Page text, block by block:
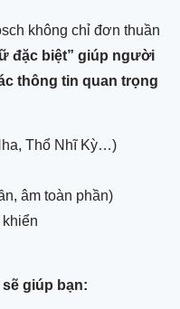
không chỉ đơn thuần
đặc biệt” giúp người
thông tin quan trọng
Thổ Nhĩ Kỳ…)
âm toàn phần)
khiển
giúp bạn: